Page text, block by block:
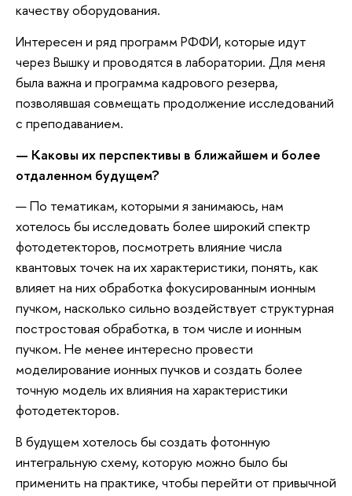
качеству оборудования.
Интересен и ряд программ РФФИ, которые идут
через Вышку и проводятся в лаборатории. Для меня
была важна и программа кадрового резерва,
позволявшая совмещать продолжение исследований
с преподаванием.
— Каковы их перспективы в ближайшем и более
отдаленном будущем?
— По тематикам, которыми я занимаюсь, нам
хотелось бы исследовать более широкий спектр
фотодетекторов, посмотреть влияние числа
квантовых точек на их характеристики, понять, как
влияет на них обработка фокусированным ионным
пучком, насколько сильно воздействует структурная
постростовая обработка, в том числе и ионным
пучком. Не менее интересно провести
моделирование ионных пучков и создать более
точную модель их влияния на характеристики
фотодетекторов.
В будущем хотелось бы создать фотонную
интегральную схему, которую можно было бы
применить на практике, чтобы перейти от привычной